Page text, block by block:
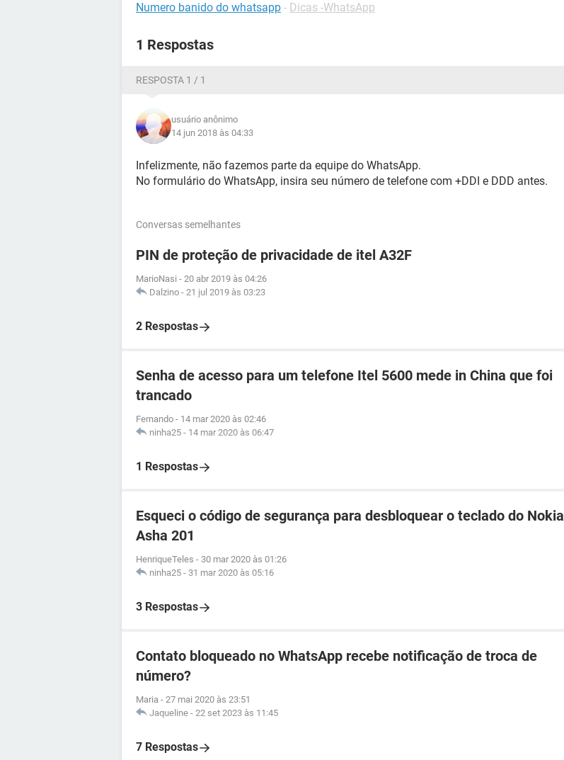
Numero banido do whatsapp - Dicas -WhatsApp
1 Respostas
RESPOSTA 1 / 1
usuário anônimo
14 jun 2018 às 04:33
Infelizmente, não fazemos parte da equipe do WhatsApp.
No formulário do WhatsApp, insira seu número de telefone com +DDI e DDD antes.
Conversas semelhantes
PIN de proteção de privacidade de itel A32F
MarioNasi - 20 abr 2019 às 04:26
Dalzino - 21 jul 2019 às 03:23
2 Respostas
Senha de acesso para um telefone Itel 5600 mede in China que foi
trancado
Fernando - 14 mar 2020 às 02:46
ninha25 - 14 mar 2020 às 06:47
1 Respostas
Esqueci o código de segurança para desbloquear o teclado do Nokia
Asha 201
HenriqueTeles - 30 mar 2020 às 01:26
ninha25 - 31 mar 2020 às 05:16
3 Respostas
Contato bloqueado no WhatsApp recebe notificação de troca de
número?
Maria - 27 mai 2020 às 23:51
Jaqueline - 22 set 2023 às 11:45
7 Respostas